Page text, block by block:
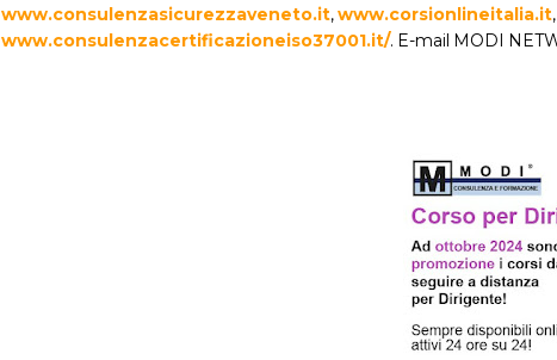
www.consulenzasicurezzaveneto.it,www.corsionlineitalia.it,
www.consulenzacertificazioneiso37001.it/. E-mail MODI